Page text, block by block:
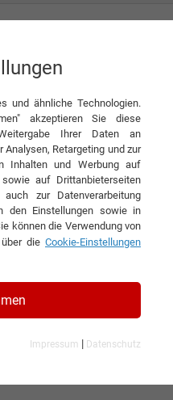
S.p.A
und ähnliche Technologien.
akzeptieren Sie diese
Ihrer Daten an
Retargeting und zur
Inhalten und Werbung auf
auf Drittanbieterseiten
zur Datenverarbeitung
den Einstellungen sowie in
können die Verwendung von
die Cookie-Einstellungen
Impressum | Datenschutz